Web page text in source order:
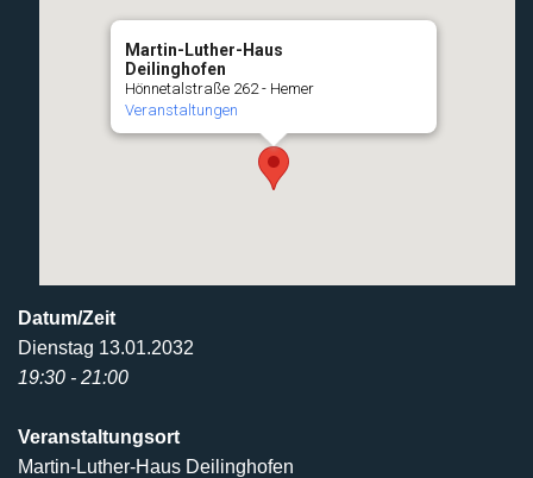
Martin-Luther-Haus
Deilinghofen
Hönnetalstraße 262 - Hemer
Veranstaltungen
Datum/Zeit
Dienstag 13.01.2032
19:30 - 21:00
Veranstaltungsort
Martin-Luther-Haus Deilinghofen